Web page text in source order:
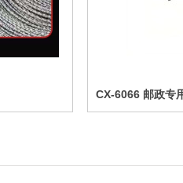
CX-6066 邮政专